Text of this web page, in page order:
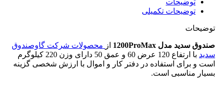
توضیحات تکمیلی
توضیحات
صندوق سدید مدل 1200ProMax از محصولات شرکت گاوصندوق
سدید
با ارتفاع 120 عرض 60 و عمق 50 دارای وزن 220 کیلوگرم
است و برای استفاده در دفتر کار و اموال با ارزش شخصی گزینه
بسیار مناسبی است.